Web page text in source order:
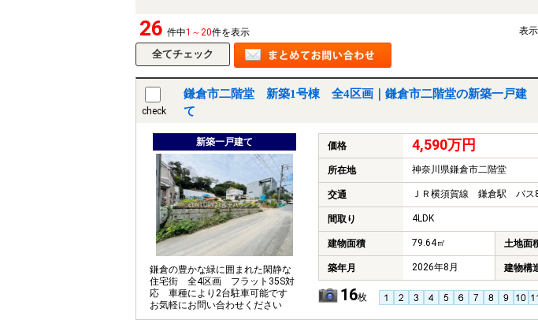
26 件中1～20件を表示 表
check
鎌倉市二階堂 新築1号棟 全4区画｜鎌倉市二階堂の新築一戸建
て
新築一戸建て
鎌倉の豊かな緑に囲まれた閑静な
住宅街 全4区画 フラット35S対
応 車種により2台駐車可能です
お気軽にお問い合わせください
価格 4,590万円
所在地 神奈川県鎌倉市二階堂
交通 ＪＲ横須賀線 鎌倉駅 バス
間取り 4LDK
建物面積 79.64㎡ 土地面
築年月 2026年8月 建物構
16枚